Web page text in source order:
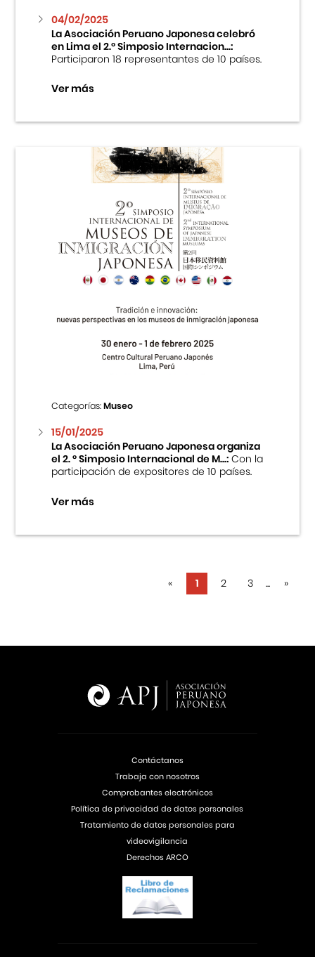
04/02/2025
La Asociación Peruano Japonesa celebró
en Lima el 2.º Simposio Internacion...:
Participaron 18 representantes de 10 países.
Ver más
Categorías:Museo
15/01/2025
La Asociación Peruano Japonesa organiza
el 2. ° Simposio Internacional de M...:Con la
participación de expositores de 10 países.
Ver más
« 1 2 3 ... »
Contáctanos
Trabaja con nosotros
Comprobantes electrónicos
Política de privacidad de datos personales
Tratamiento de datos personales para
videovigilancia
Derechos ARCO